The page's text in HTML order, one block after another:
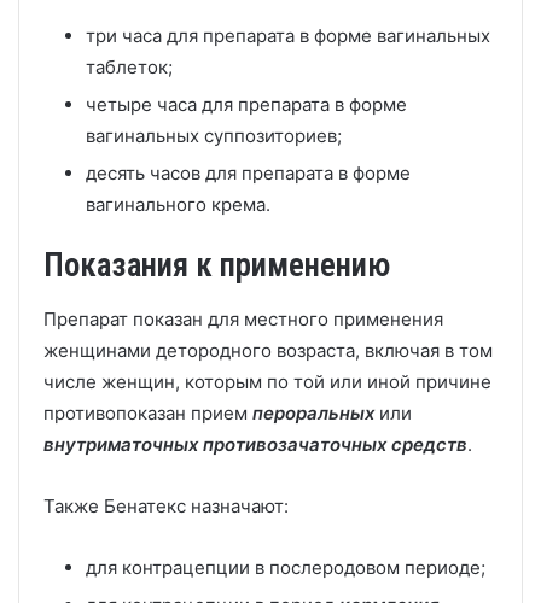
три часа для препарата в форме вагинальных
таблеток;
четыре часа для препарата в форме
вагинальных суппозиториев;
десять часов для препарата в форме
вагинального крема.
Показания к применению
Препарат показан для местного применения
женщинами детородного возраста, включая в том
числе женщин, которым по той или иной причине
противопоказан прием пероральныхили
внутриматочных противозачаточных средств.
Также Бенатекс назначают:
для контрацепции в послеродовом периоде;